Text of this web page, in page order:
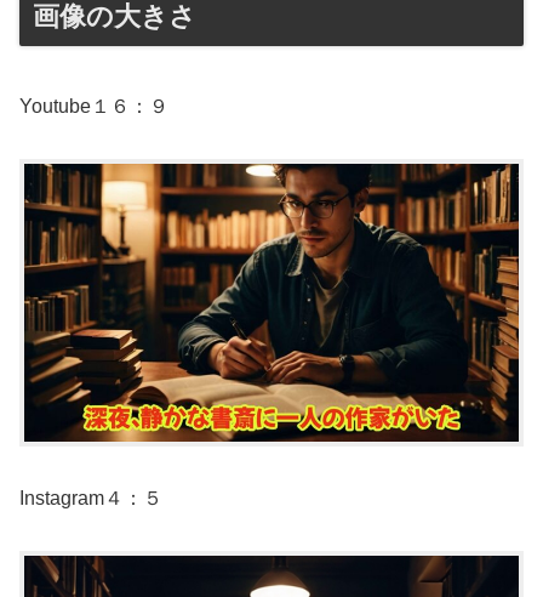
画像の大きさ
Youtube１６：９
Instagram４：５